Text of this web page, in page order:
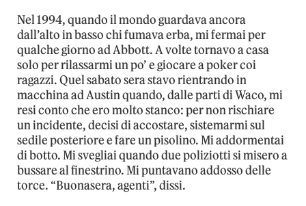
Nel 1994, quando il mondo guardava ancora
dall’alto in basso chi fumava erba, mi fermai per
qualche giorno ad Abbott. A volte tornavo a casa
solo per rilassarmi un po’ e giocare a poker coi
ragazzi. Quel sabato sera stavo rientrando in
macchina ad Austin quando, dalle parti di Waco, mi
resi conto che ero molto stanco: per non rischiare
un incidente, decisi di accostare, sistemarmi sul
sedile posteriore e fare un pisolino. Mi addormentai
di botto. Mi svegliai quando due poliziotti si misero a
bussare al finestrino. Mi puntavano addosso delle
torce. “Buonasera, agenti”, dissi.